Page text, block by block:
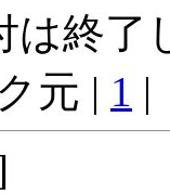
は終了
元 | 1 |